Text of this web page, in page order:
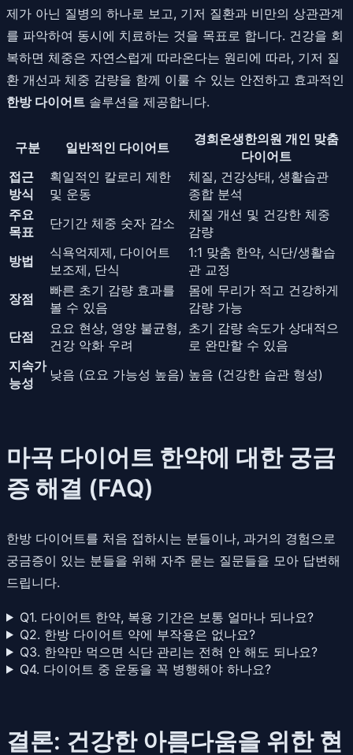
제가 아닌 질병의 하나로 보고, 기저 질환과 비만의 상관관계
를 파악하여 동시에 치료하는 것을 목표로 합니다. 건강을 회
복하면 체중은 자연스럽게 따라온다는 원리에 따라, 기저 질
환 개선과 체중 감량을 함께 이룰 수 있는 안전하고 효과적인
한방 다이어트 솔루션을 제공합니다.
구분 일반적인 다이어트
경희온생한의원 개인 맞춤
다이어트
접근
방식
획일적인 칼로리 제한
및 운동
체질, 건강상태, 생활습관
종합 분석
주요
목표
단기간 체중 숫자 감소
체질 개선 및 건강한 체중
감량
방법
식욕억제제, 다이어트
보조제, 단식
1:1 맞춤 한약, 식단/생활습
관 교정
장점
빠른 초기 감량 효과를
볼 수 있음
몸에 무리가 적고 건강하게
감량 가능
단점
요요 현상, 영양 불균형,
건강 악화 우려
초기 감량 속도가 상대적으
로 완만할 수 있음
지속가
능성
낮음 (요요 가능성 높음) 높음 (건강한 습관 형성)
마곡 다이어트 한약에 대한 궁금
증 해결 (FAQ)
한방 다이어트를 처음 접하시는 분들이나, 과거의 경험으로
궁금증이 있는 분들을 위해 자주 묻는 질문들을 모아 답변해
드립니다.
Q1. 다이어트 한약, 복용 기간은 보통 얼마나 되나요?
Q2. 한방 다이어트 약에 부작용은 없나요?
Q3. 한약만 먹으면 식단 관리는 전혀 안 해도 되나요?
Q4. 다이어트 중 운동을 꼭 병행해야 하나요?
결론: 건강한 아름다움을 위한 현